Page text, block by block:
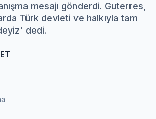
mesajı gönderdi. Guterres,
Türk devleti ve halkıyla tam
dedi.